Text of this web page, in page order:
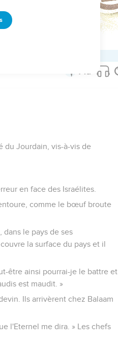
que tout son peuple et son
Hesbon. »
ils s'emparèrent de son pays.
du Jourdain, vis-à-vis de
en face des Israélites.
comme le bœuf broute
dans le pays de ses
la surface du pays et il
être ainsi pourrai-je le battre et
est maudit. »
Ils arrivèrent chez Balaam
l'Eternel me dira. » Les chefs